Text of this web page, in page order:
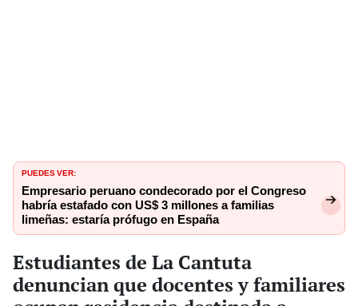
PUEDES VER:
Empresario peruano condecorado por el Congreso
habría estafado con US$ 3 millones a familias
limeñas: estaría prófugo en España
Estudiantes de La Cantuta
denuncian que docentes y familiares